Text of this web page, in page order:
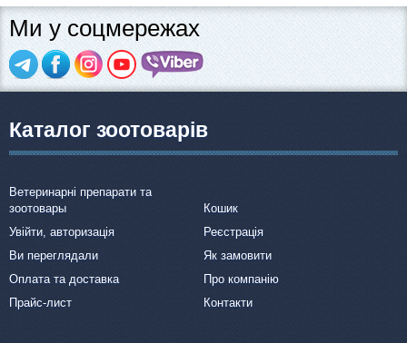
Ми у соцмережах
Каталог зоотоварів
Ветеринарні препарати та
зоотовары
Кошик
Увійти, авторизація
Реєстрація
Ви переглядали
Як замовити
Оплата та доставка
Про компанію
Прайс-лист
Контакти